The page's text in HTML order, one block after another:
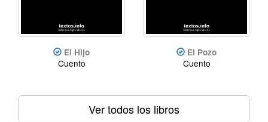
El Hijo
Cuento
El Pozo
Cuento
Ver todos los libros